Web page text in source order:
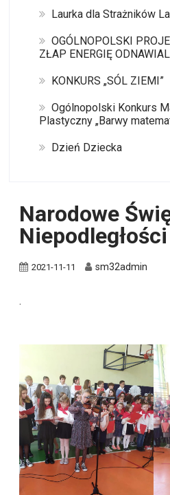
Laurka dla Strażników
OGÓLNOPOLSKI
ZŁAP ENERGIĘ
KONKURS „SÓL ZIEMI”
Ogólnopolski Konkurs
Plastyczny „Barwy
Dzień Dziecka
Narodowe
Niepodległości
2021-11-11 sm32admin
.